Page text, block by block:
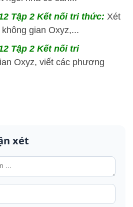
Tập 2 Kết nối tri thức: Xét
gian Oxyz,...
Tập 2 Kết nối tri
Oxyz, viết các phương
xét